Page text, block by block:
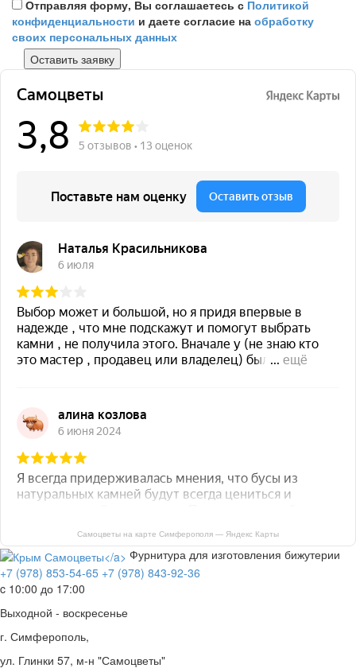
Отправляя форму, Вы соглашаетесь с Политикой
конфиденциальности и даете согласие на обработку
своих персональных данных
Самоцветы на карте Симферополя — Яндекс Карты
Фурнитура для изготовления бижутерии
+7 (978) 853-54-65 +7 (978) 843-92-36
c 10:00 до 17:00
Выходной - воскресенье
г. Симферополь,
ул. Глинки 57, м-н "Самоцветы"